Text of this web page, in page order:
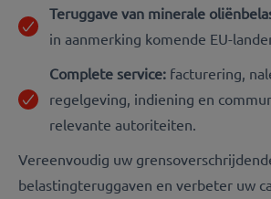
Teruggave van minerale
in aanmerking komende EU-
Complete service: facturering,
regelgeving, indiening en
relevante autoriteiten.
Vereenvoudig uw
belastingteruggaven en verbeter uw